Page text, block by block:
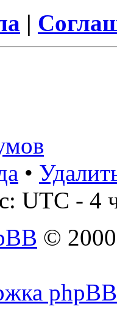
|
•
UTC - 4
©
phpBB